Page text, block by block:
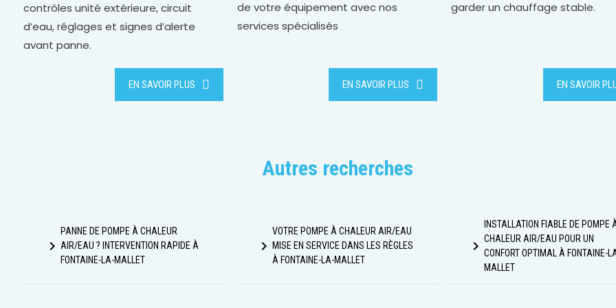
contrôles unité extérieure, circuit
d’eau, réglages et signes d’alerte
avant panne.
EN SAVOIR PLUS
de votre équipement avec nos
services spécialisés
EN SAVOIR PLUS
garder un chauffage stable.
EN SAVOIR
Autres recherches
navigate_next
PANNE DE POMPE À CHALEUR
AIR/EAU ? INTERVENTION RAPIDE À
FONTAINE-LA-MALLET
navigate_next
VOTRE POMPE À CHALEUR AIR/EAU
MISE EN SERVICE DANS LES RÈGLES
À FONTAINE-LA-MALLET
navigate_next
INSTALLATION FIABLE DE POMPE
CHALEUR AIR/EAU POUR UN
CONFORT OPTIMAL À FONTAINE-
MALLET